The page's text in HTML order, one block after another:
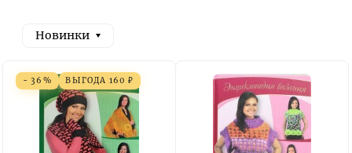
Новинки
- 36% ВЫГОДА 160 ₽